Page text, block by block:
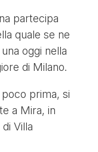
partecipa
quale se ne
oggi nella
di Milano.
prima, si
a Mira, in
Villa